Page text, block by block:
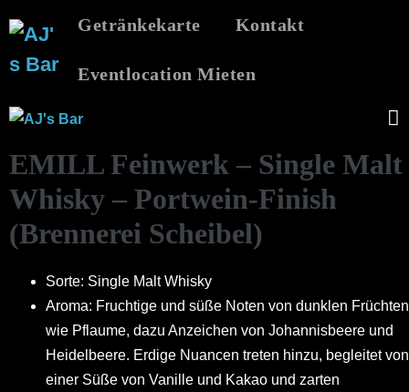
Inhalt
springen
Getränkekarte Kontakt
Eventlocation Mieten
EMILL Feinwerk – Single Malt
Whisky – Portwein-Finish
(Brennerei Scheibel)
Sorte: Single Malt Whisky
Aroma: Fruchtige und süße Noten von dunklen Früchten
wie Pflaume, dazu Anzeichen von Johannisbeere und
Heidelbeere. Erdige Nuancen treten hinzu, begleitet von
einer Süße von Vanille und Kakao und zarten